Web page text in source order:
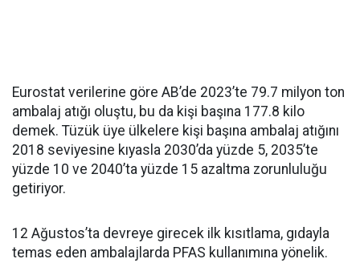
Eurostat verilerine göre AB’de 2023’te 79.7 milyon ton
ambalaj atığı oluştu, bu da kişi başına 177.8 kilo
demek. Tüzük üye ülkelere kişi başına ambalaj atığını
2018 seviyesine kıyasla 2030’da yüzde 5, 2035’te
yüzde 10 ve 2040’ta yüzde 15 azaltma zorunluluğu
getiriyor.
12 Ağustos’ta devreye girecek ilk kısıtlama, gıdayla
temas eden ambalajlarda PFAS kullanımına yönelik.